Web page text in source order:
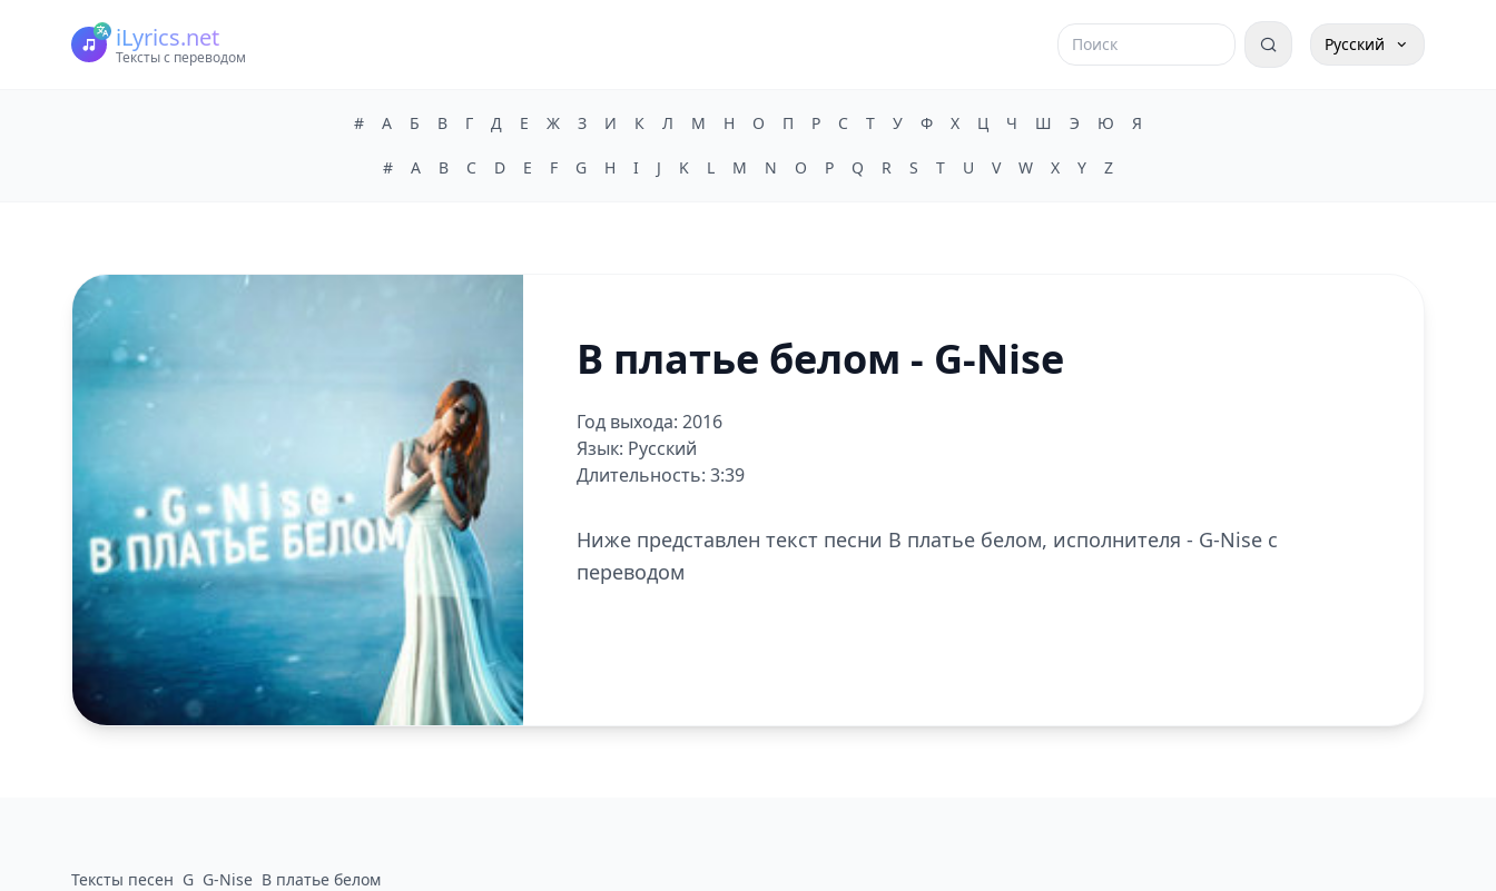
iLyrics.net
Тексты с переводом
Русский
# А Б В Г Д Е Ж З И К Л М Н О П Р С Т У Ф Х Ц Ч Ш Э Ю Я
# A B C D E F G H I J K L M N O P Q R S T U V W X Y Z
В платье белом - G-Nise
Год выхода: 2016
Язык: Русский
Длительность: 3:39
Ниже представлен текст песни В платье белом, исполнителя - G-Nise с
переводом
Тексты песен G G-Nise В платье белом